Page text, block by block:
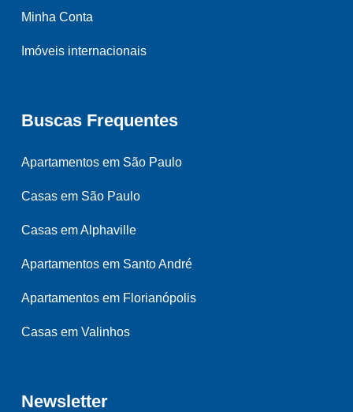
Minha Conta
Imóveis internacionais
Buscas Frequentes
Apartamentos em São Paulo
Casas em São Paulo
Casas em Alphaville
Apartamentos em Santo André
Apartamentos em Florianópolis
Casas em Valinhos
Newsletter